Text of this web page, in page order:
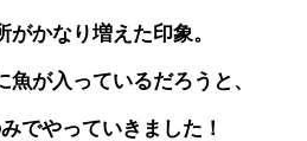
がかなり増えた印象。
が入っているだろうと、
でやっていきました！